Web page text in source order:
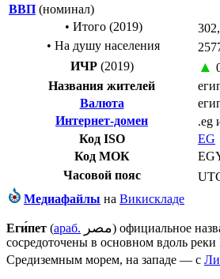
ВВП (номинал)
• Итого (2019)
• На душу населения
ИЧР (2019) ▲
Названия жителей
Валюта
Интернет-домен
.eg
Код ISO
EG
Код МОК
Часовой пояс
Медиафайлы на Викискладе
Еги́пет (араб. مصر‎‎) официальное
сосредоточены в основном вдоль реки
Средиземным морем, на западе — с